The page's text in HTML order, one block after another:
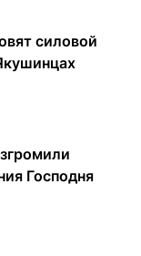
силовой
Господня